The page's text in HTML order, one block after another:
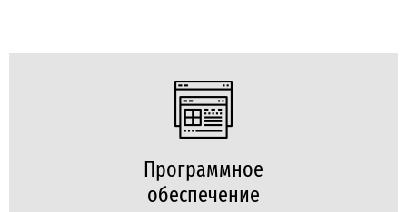
Программное
обеспечение